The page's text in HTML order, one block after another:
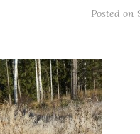
Posted on